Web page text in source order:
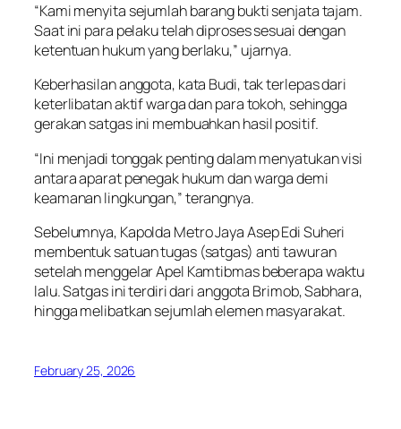
“Kami menyita sejumlah barang bukti senjata tajam.
Saat ini para pelaku telah diproses sesuai dengan
ketentuan hukum yang berlaku,” ujarnya.
Keberhasilan anggota, kata Budi, tak terlepas dari
keterlibatan aktif warga dan para tokoh, sehingga
gerakan satgas ini membuahkan hasil positif.
“Ini menjadi tonggak penting dalam menyatukan visi
antara aparat penegak hukum dan warga demi
keamanan lingkungan,” terangnya.
Sebelumnya, Kapolda Metro Jaya Asep Edi Suheri
membentuk satuan tugas (satgas) anti tawuran
setelah menggelar Apel Kamtibmas beberapa waktu
lalu. Satgas ini terdiri dari anggota Brimob, Sabhara,
hingga melibatkan sejumlah elemen masyarakat.
February 25, 2026